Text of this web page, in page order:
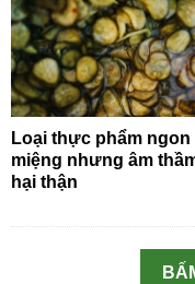
Loại thực phẩm ngon
miệng nhưng âm
hại thận